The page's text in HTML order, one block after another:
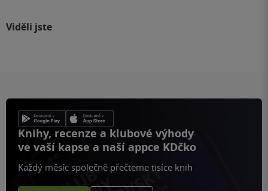
Viděli jste
Knihy, recenze a klubové výhody
ve vaší kapse a naší appce KDčko
Každý měsíc společně přečteme tisíce knih